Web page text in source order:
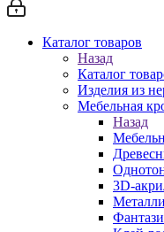
Каталог товаров
Назад
Каталог
Изделия из
Мебельная
Назад
3D-